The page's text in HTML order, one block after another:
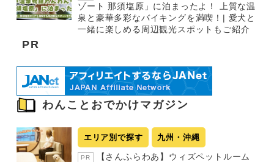
ゾート 那須塩原」に泊まったよ！ 上質な温
泉と豪華多彩なバイキングを満喫！| 愛犬と
一緒に楽しめる周辺観光スポットもご紹介
PR
わんことおでかけマガジン
エリア別で探す 九州・沖縄
PR
【さんふらわあ】ウィズペットルーム